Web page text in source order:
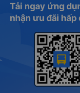
Tải ngay ứng
nhận ưu đãi hấp